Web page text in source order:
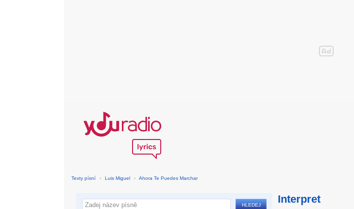
Texty písní › Luis Miguel › Ahora Te Puedes Marchar
Interpret